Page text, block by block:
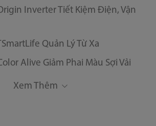
Inverter Tiết Kiệm Điện, Vận
Quản Lý Từ Xa
Alive Giảm Phai Màu Sợi Vải
Kháng Khuẩn, Bảo Vệ Sức Khỏe
Xem Thêm